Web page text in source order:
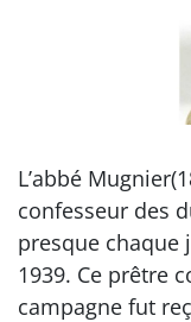
L’abbé
confesseur des
presque chaque
1939. Ce prêtre
campagne fut